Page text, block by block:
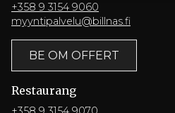
+358 9 3154 9060
myyntipalvelu@billnas.fi
BE OM OFFERT
Restaurang